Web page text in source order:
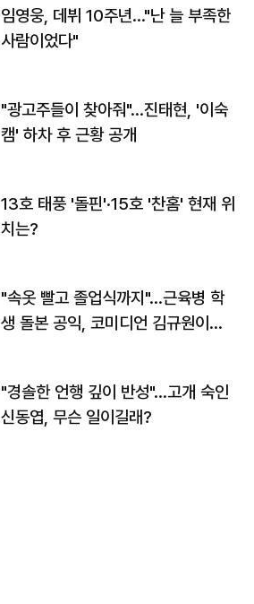
임영웅, 데뷔 10주년…"난 늘 부족한
사람이었다"
"광고주들이 찾아줘"…진태현, '이숙
캠' 하차 후 근황 공개
13호 태풍 '돌핀'·15호 '찬홈' 현재 위
치는?
"속옷 빨고 졸업식까지"…근육병 학
생 돌본 공익, 코미디언 김규원이었
"경솔한 언행 깊이 반성"…고개 숙인
신동엽, 무슨 일이길래?